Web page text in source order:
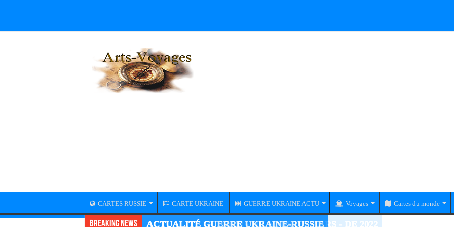
CARTES RUSSIE CARTE UKRAINE GUERRE UKRAINE ACTU Voyages Cartes du monde
Breaking News ACTUALITÉ GUERRE UKRAINE-RUSSIE